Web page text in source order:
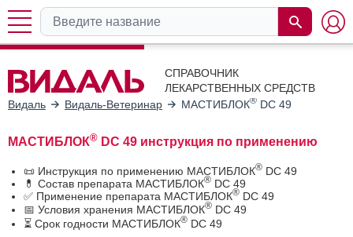
СПРАВОЧНИК
ЛЕКАРСТВЕННЫХ СРЕДСТВ
Видаль
Видаль-Ветеринар МАСТИБЛОК® DC 49
МАСТИБЛОК® DC 49 инструкция по применению
📜 Инструкция по применению МАСТИБЛОК® DC 49
💊 Состав препарата МАСТИБЛОК® DC 49
✅ Применение препарата МАСТИБЛОК® DC 49
📅 Условия хранения МАСТИБЛОК® DC 49
⏳ Срок годности МАСТИБЛОК® DC 49